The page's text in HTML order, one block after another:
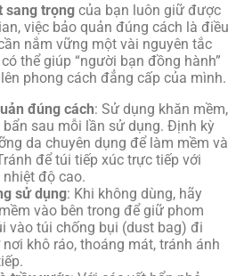
sang trọng của bạn luôn giữ được
việc bảo quản đúng cách là điều
nắm vững một vài nguyên tắc
thể giúp “người bạn đồng hành”
phong cách đẳng cấp của mình.
đúng cách: Sử dụng khăn mềm,
sau mỗi lần sử dụng. Định kỳ
da chuyên dụng để làm mềm và
để túi tiếp xúc trực tiếp với
độ cao.
sử dụng: Khi không dùng, hãy
vào bên trong để giữ phom
vào túi chống bụi (dust bag) đi
khô ráo, thoáng mát, tránh ánh